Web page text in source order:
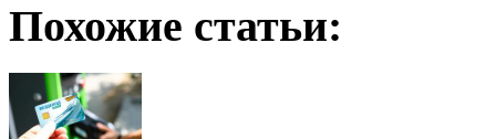
Похожие статьи: